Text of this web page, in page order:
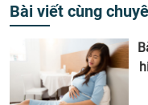
Bài viết cùng